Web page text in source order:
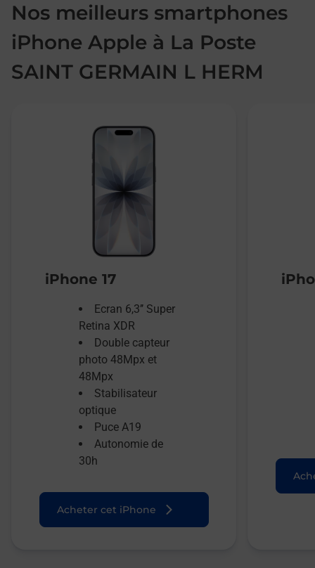
Nos meilleurs smartphones
iPhone Apple à La Poste
SAINT GERMAIN L HERM
iPhone 17
Ecran 6,3’’ Super
Retina XDR
Double capteur
photo 48Mpx et
48Mpx
Stabilisateur
optique
Puce A19
Autonomie de
30h
Acheter cet iPhone